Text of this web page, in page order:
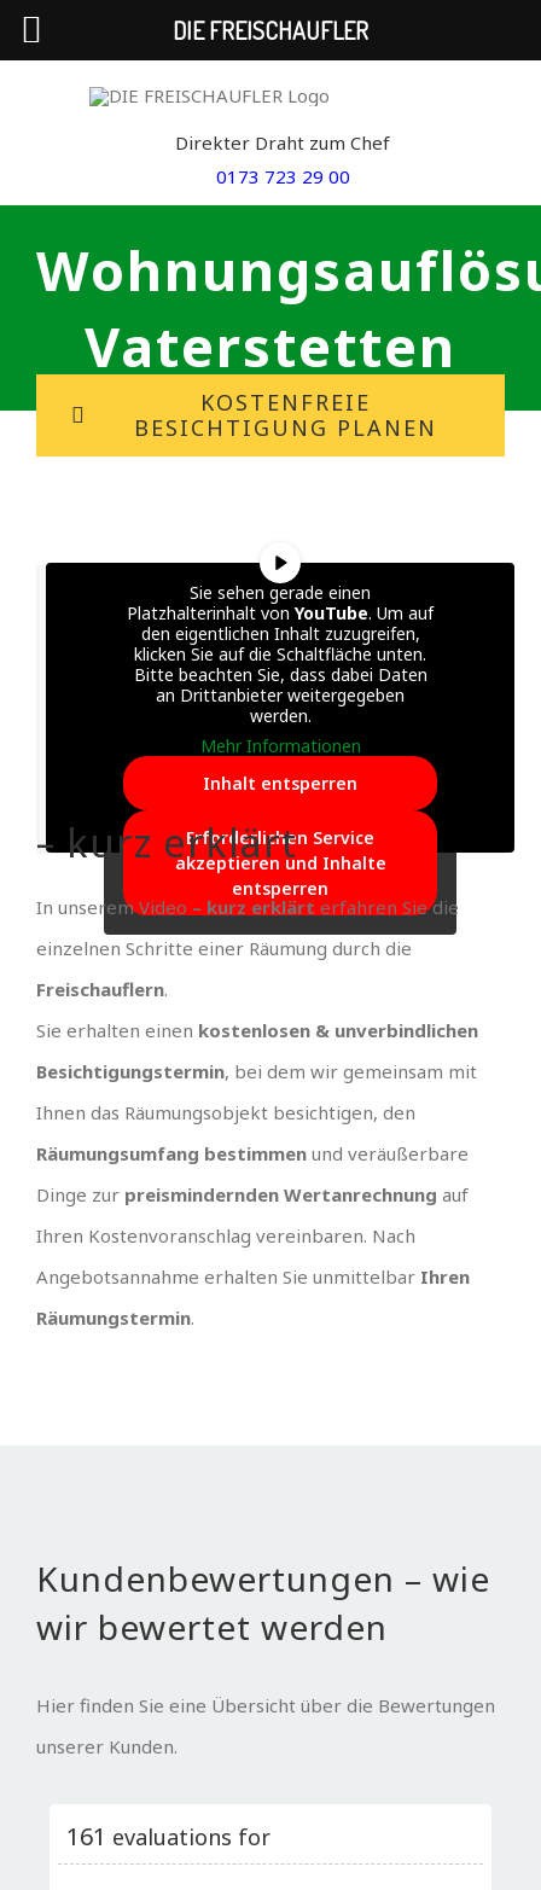
Direkter Draht zum Chef
0173 723 29 00
Vaterstetten
KOSTENFREIE
BESICHTIGUNG PLANEN
Sie sehen gerade einen
Platzhalterinhalt von YouTube. Um auf
den eigentlichen Inhalt zuzugreifen,
klicken Sie auf die Schaltfläche unten.
Bitte beachten Sie, dass dabei Daten
an Drittanbieter weitergegeben
werden.
Mehr Informationen
Inhalt entsperren
Erforderlichen Service
akzeptieren und Inhalte
entsperren
– kurz erklärt
In unserem Video – kurz erklärt erfahren Sie die
einzelnen Schritte einer Räumung durch die
Freischauflern.
Sie erhalten einen kostenlosen & unverbindlichen
Besichtigungstermin, bei dem wir gemeinsam mit
Ihnen das Räumungsobjekt besichtigen, den
Räumungsumfang bestimmen und veräußerbare
Dinge zur preismindernden Wertanrechnung auf
Ihren Kostenvoranschlag vereinbaren. Nach
Angebotsannahme erhalten Sie unmittelbar Ihren
Räumungstermin.
Kundenbewertungen – wie
wir bewertet werden
Hier finden Sie eine Übersicht über die Bewertungen
unserer Kunden.
161 evaluations for
DIE FREISCHAUFLER